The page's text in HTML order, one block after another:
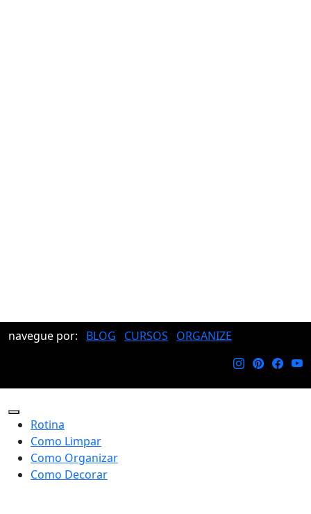
navegue por: BLOG CURSOS ORGANIZE
Rotina
Como Limpar
Como Organizar
Como Decorar